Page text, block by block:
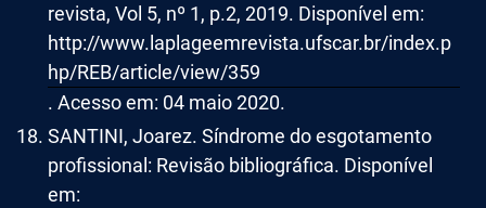
revista, Vol 5, nº 1, p.2, 2019. Disponível em:
http://www.laplageemrevista.ufscar.br/index.p
hp/REB/article/view/359
. Acesso em: 04 maio 2020.
SANTINI, Joarez. Síndrome do esgotamento
profissional: Revisão bibliográfica. Disponível
em: